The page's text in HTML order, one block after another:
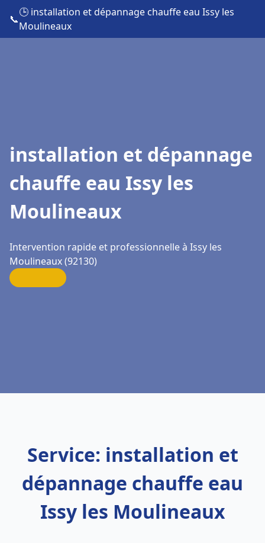
📞
🕒 installation et dépannage chauffe eau Issy les
Moulineaux
installation et dépannage
chauffe eau Issy les
Moulineaux
Intervention rapide et professionnelle à Issy les
Moulineaux (92130)
Service: installation et
dépannage chauffe eau
Issy les Moulineaux